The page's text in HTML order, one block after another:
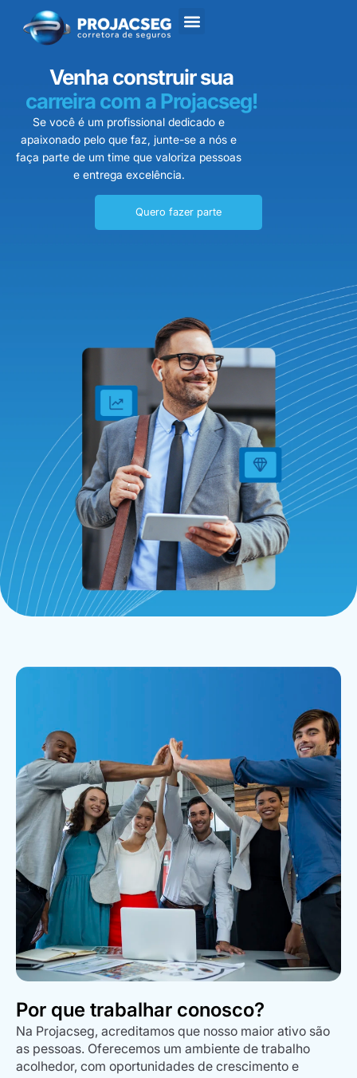
Venha construir sua
carreira com a Projacseg!
Se você é um profissional dedicado e
apaixonado pelo que faz, junte-se a nós e
faça parte de um time que valoriza pessoas
e entrega excelência.
Quero fazer parte
Por que trabalhar conosco?
Na Projacseg, acreditamos que nosso maior ativo são
as pessoas. Oferecemos um ambiente de trabalho
acolhedor, com oportunidades de crescimento e